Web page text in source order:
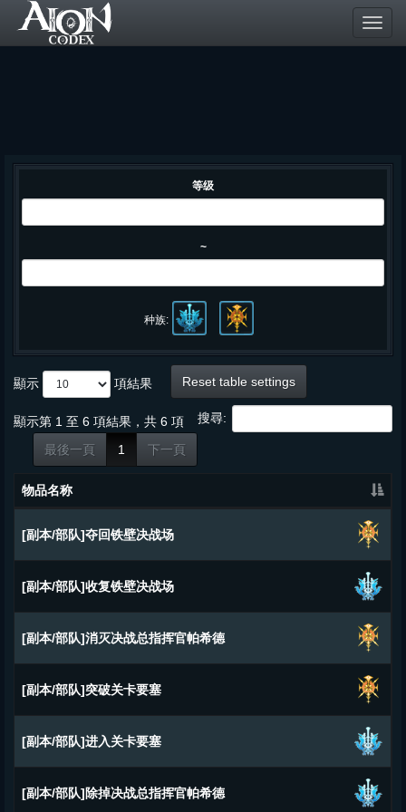
等级
~
种族:
顯示 項結果 Reset table settings
搜尋:
顯示第 1 至 6 項結果，共 6 項
最後一頁
1 下一頁
物品名称
[副本/部队]夺回铁壁决战场
[副本/部队]收复铁壁决战场
[副本/部队]消灭决战总指挥官帕希德
[副本/部队]突破关卡要塞
[副本/部队]进入关卡要塞
[副本/部队]除掉决战总指挥官帕希德